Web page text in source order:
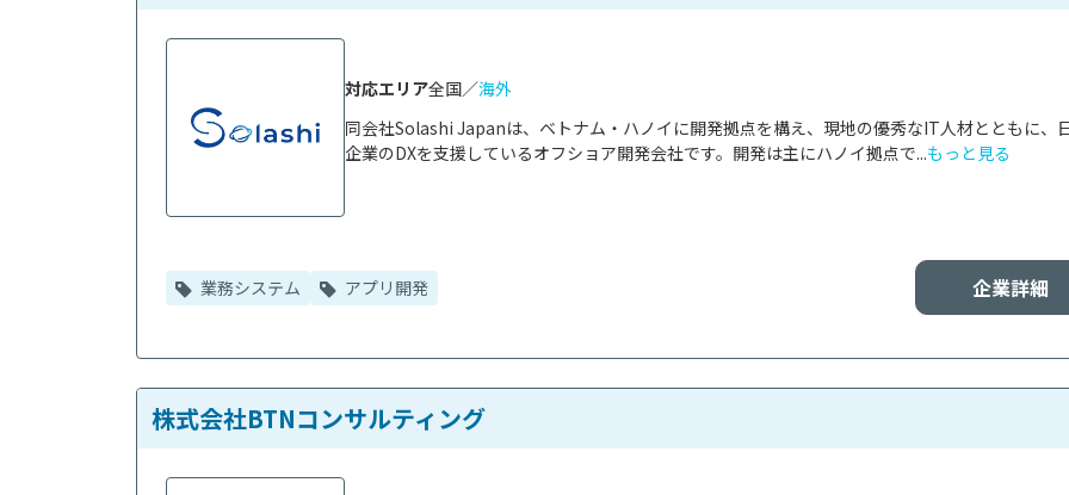
同会社Solashi Japanは、ベトナム・ハノイに開発拠点を構え、現地の優秀なIT人材とともに、
企業のDXを支援しているオフショア開発会社です。開発は主にハノイ拠点で...もっと見る
対応エリア全国／海外
企業詳細
業務システム アプリ開発
株式会社BTNコンサルティング